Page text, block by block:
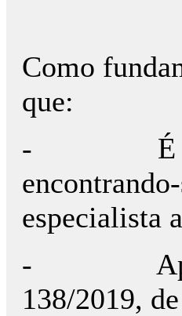
Como
que:
- É
especialista
- Após a
138/2019,